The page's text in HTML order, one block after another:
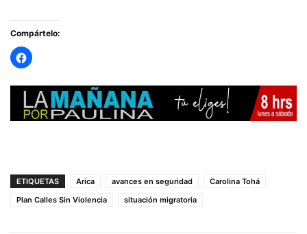
Compártelo:
ETIQUETAS Arica avances en seguridad
Carolina Tohá
Plan Calles Sin Violencia
situación migratoria